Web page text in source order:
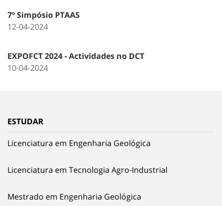
7º Simpósio PTAAS
12-04-2024
EXPOFCT 2024 - Actividades no DCT
10-04-2024
ESTUDAR
Licenciatura em Engenharia Geológica
Licenciatura em Tecnologia Agro-Industrial
Mestrado em Engenharia Geológica